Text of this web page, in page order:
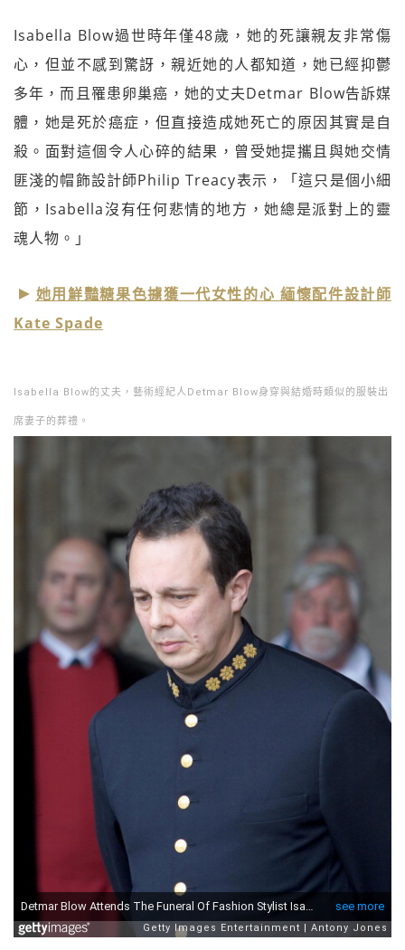
Isabella Blow過世時年僅48歲，她的死讓親友非常傷
心，但並不感到驚訝，親近她的人都知道，她已經抑鬱
多年，而且罹患卵巢癌，她的丈夫Detmar Blow告訴媒
體，她是死於癌症，但直接造成她死亡的原因其實是自
殺。面對這個令人心碎的結果，曾受她提攜且與她交情
匪淺的帽飾設計師Philip Treacy表示，「這只是個小細
節，Isabella沒有任何悲情的地方，她總是派對上的靈
魂人物。」
她用鮮豔糖果色擄獲一代女性的心 緬懷配件設計師
Kate Spade
Isabella Blow的丈夫，藝術經紀人Detmar Blow身穿與結婚時類似的服裝出
席妻子的葬禮。